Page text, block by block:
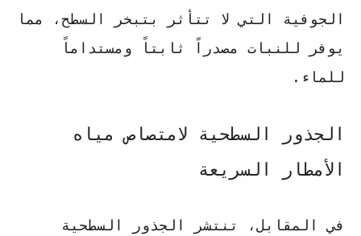
الجوفية التي لا تتأثر بتبخر السطح، مما
يوفر للنبات مصدراً ثابتاً ومستداماً
للماء.
الجذور السطحية لامتصاص مياه
الأمطار السريعة
في المقابل، تنتشر الجذور السطحية